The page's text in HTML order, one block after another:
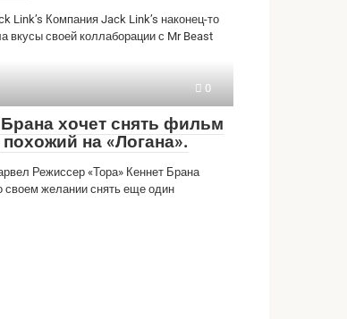
Link’s Компания Jack Link’s наконец-то
вкусы своей коллаборации с Mr Beast
0
Брана хочет снять фильм
на «Логана».
Режиссер «Тора» Кеннет Брана
своем желании снять еще один